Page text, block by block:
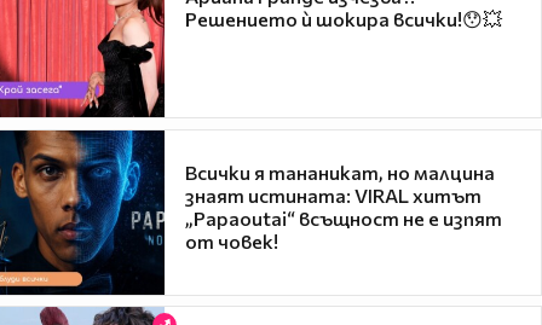
Решението ѝ шокира всички!😯💥
Всички я тананикат, но малцина
знаят истината: VIRAL хитът
„Papaoutai“ всъщност не е изпят
от човек!